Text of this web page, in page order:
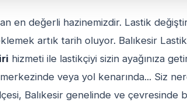
en değerli hazinemizdir. Lastik
artık tarih oluyor. Balıkesir
hizmeti ile lastikçiyi sizin ayağınıza
veya yol kenarında... Siz
Balıkesir genelinde ve çevresinde